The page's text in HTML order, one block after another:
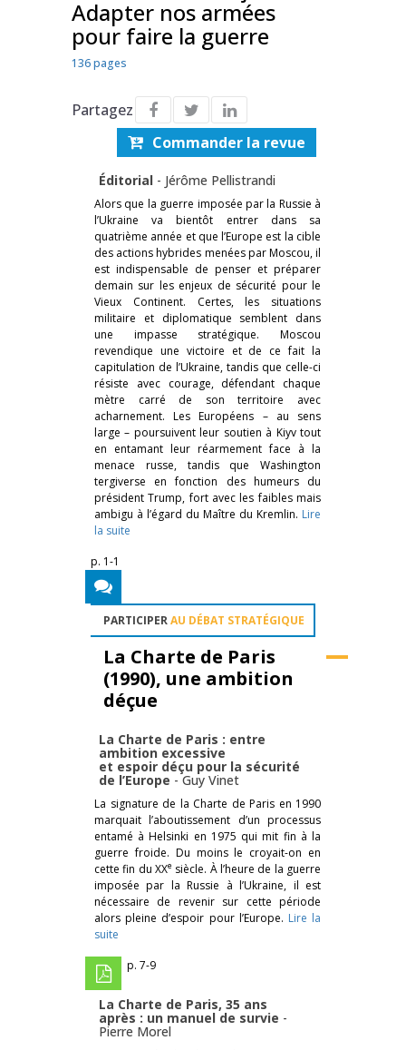
Adapter nos armées
pour faire la guerre
136 pages
Partagez
Commander la revue
Éditorial - Jérôme Pellistrandi
Alors que la guerre imposée par la Russie à
l’Ukraine va bientôt entrer dans sa
quatrième année et que l’Europe est la cible
des actions hybrides menées par Moscou, il
est indispensable de penser et préparer
demain sur les enjeux de sécurité pour le
Vieux Continent. Certes, les situations
militaire et diplomatique semblent dans
une impasse stratégique. Moscou
revendique une victoire et de ce fait la
capitulation de l’Ukraine, tandis que celle-ci
résiste avec courage, défendant chaque
mètre carré de son territoire avec
acharnement. Les Européens – au sens
large – poursuivent leur soutien à Kiyv tout
en entamant leur réarmement face à la
menace russe, tandis que Washington
tergiverse en fonction des humeurs du
président Trump, fort avec les faibles mais
ambigu à l’égard du Maître du Kremlin. Lire
la suite
p. 1-1
PARTICIPERAU DÉBAT STRATÉGIQUE
La Charte de Paris
(1990), une ambition
déçue
La Charte de Paris : entre
ambition excessive
et espoir déçu pour la sécurité
de l’Europe -Guy Vinet
La signature de la Charte de Paris en 1990
marquait l’aboutissement d’un processus
entamé à Helsinki en 1975 qui mit fin à la
guerre froide. Du moins le croyait-on en
cette fin du XXe siècle. À l’heure de la guerre
imposée par la Russie à l’Ukraine, il est
nécessaire de revenir sur cette période
alors pleine d’espoir pour l’Europe. Lire la
suite
p. 7-9
La Charte de Paris, 35 ans
après : un manuel de survie -
Pierre Morel